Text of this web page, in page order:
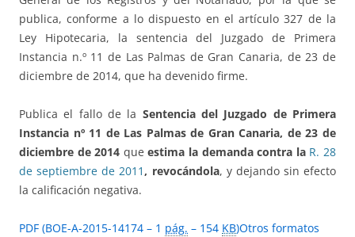
publica, conforme a lo dispuesto en el artículo 327 de la
Ley Hipotecaria, la sentencia del Juzgado de Primera
Instancia n.º 11 de Las Palmas de Gran Canaria, de 23 de
diciembre de 2014, que ha devenido firme.
Publica el fallo de la Sentencia del Juzgado de Primera
Instancia nº 11 de Las Palmas de Gran Canaria, de 23 de
diciembre de 2014 queestima la demanda contra la R. 28
de septiembre de 2011, revocándola, y dejando sin efecto
la calificación negativa.
PDF (BOE-A-2015-14174 – 1 pág. – 154 KB)Otros formatos